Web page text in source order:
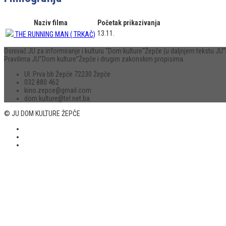
Naziv filma
Početak prikazivanja
THE RUNNING MAN ( TRKAČ) 13.11.
Osnivač JU za informiranje i kulturu “Dom kulture“Žepče (u daljnjem tekstu
Pravilima JU”Dom kulture”Žepče i drugim zakonskim propisima.
Ul. Prva bb Žepče 72230 Žepče
032 880 462
kino.zepce@gmail.com
dom.kulture@tel.net.ba
© JU DOM KULTURE ŽEPČE